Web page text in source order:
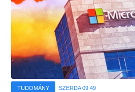
TUDOMÁNY SZERDA 09:49